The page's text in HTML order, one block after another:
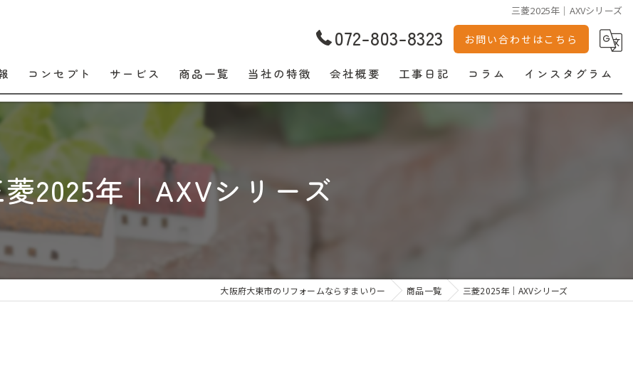
三菱2025年｜AXVシリーズ
072-803-8323 お問い合わせはこちら
コンセプト サービス
よくある質問
商品一覧 当社の特徴
工事
会社概要 工事日記 コラム インスタグラム
2025年｜AXVシリーズ
大阪府大東市のリフォームならすまいりー 商品一覧 三菱2025年｜AXVシリーズ